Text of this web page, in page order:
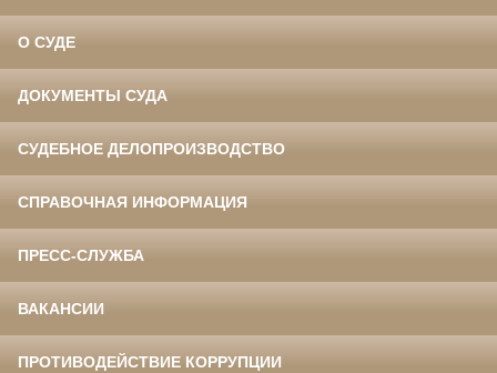
О СУДЕ
ДОКУМЕНТЫ СУДА
СУДЕБНОЕ ДЕЛОПРОИЗВОДСТВО
СПРАВОЧНАЯ ИНФОРМАЦИЯ
ПРЕСС-СЛУЖБА
ВАКАНСИИ
ПРОТИВОДЕЙСТВИЕ КОРРУПЦИИ